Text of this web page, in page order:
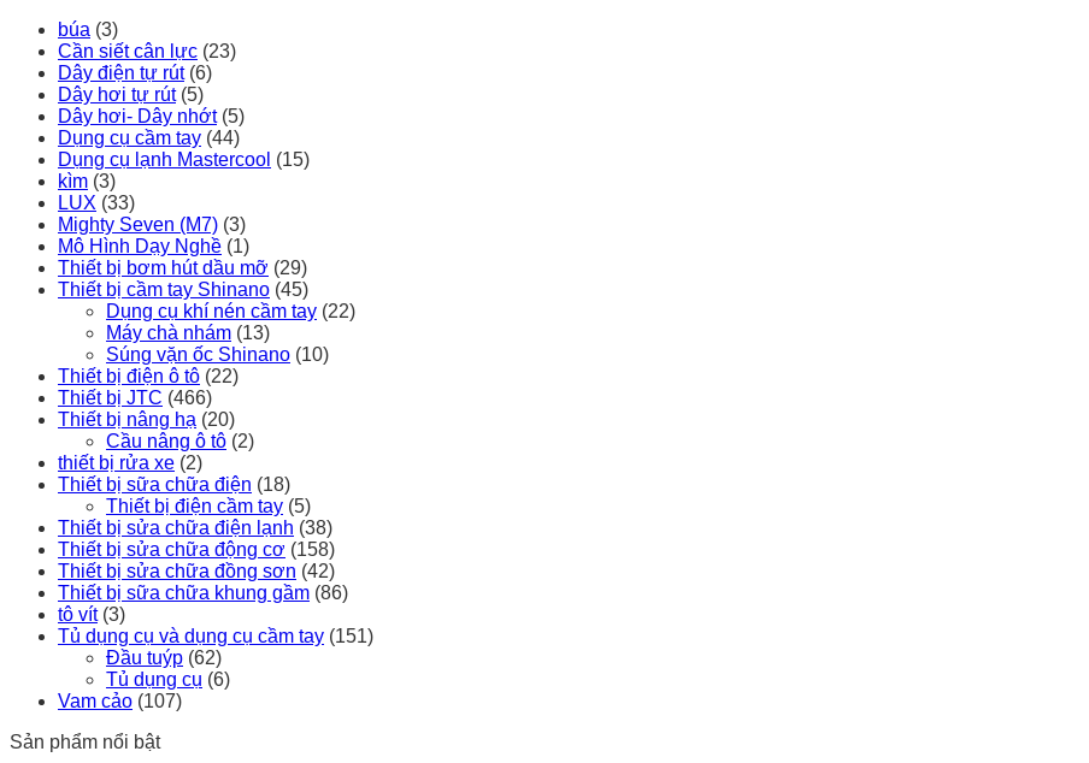
búa (3)
Cần siết cân lực (23)
Dây điện tự rút (6)
Dây hơi tự rút (5)
Dây hơi- Dây nhớt (5)
Dụng cụ cầm tay (44)
Dụng cụ lạnh Mastercool (15)
kìm (3)
LUX (33)
Mighty Seven (M7) (3)
Mô Hình Dạy Nghề (1)
Thiết bị bơm hút dầu mỡ (29)
Thiết bị cầm tay Shinano (45)
Dụng cụ khí nén cầm tay (22)
Máy chà nhám (13)
Súng vặn ốc Shinano (10)
Thiết bị điện ô tô (22)
Thiết bị JTC (466)
Thiết bị nâng hạ (20)
Cầu nâng ô tô (2)
thiết bị rửa xe (2)
Thiết bị sữa chữa điện (18)
Thiết bị điện cầm tay (5)
Thiết bị sửa chữa điện lạnh (38)
Thiết bị sửa chữa động cơ (158)
Thiết bị sửa chữa đồng sơn (42)
Thiết bị sữa chữa khung gầm (86)
tô vít (3)
Tủ dụng cụ và dụng cụ cầm tay (151)
Đầu tuýp (62)
Tủ dụng cụ (6)
Vam cảo (107)
Sản phẩm nổi bật